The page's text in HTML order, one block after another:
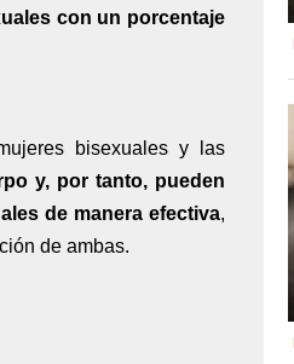
con un porcentaje
bisexuales y las
y, por tanto, pueden
de manera efectiva,
de ambas.